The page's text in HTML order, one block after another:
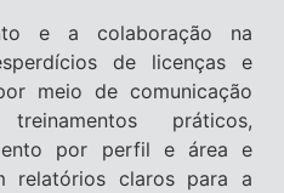
e a colaboração na
de licenças e
meio de comunicação
práticos,
por perfil e área e
relatórios claros para a